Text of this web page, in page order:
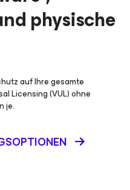
physische
auf Ihre gesamte
Licensing (VUL) ohne
je.